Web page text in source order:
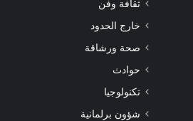
ثقافة وفن
خارج الحدود
صحة ورشاقة
حوادث
تكنولوجيا
شؤون برلمانية